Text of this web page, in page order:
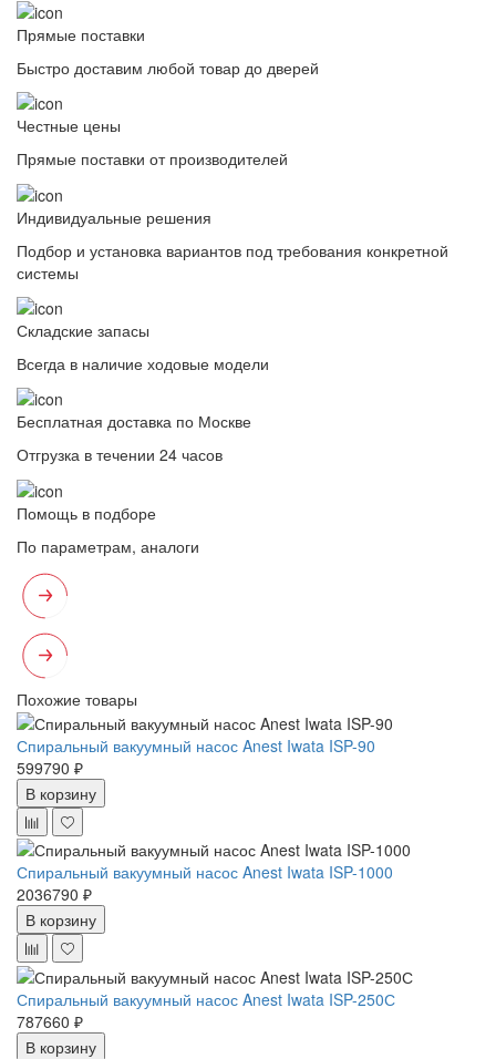
Прямые поставки
Быстро доставим любой товар до дверей
Честные цены
Прямые поставки от производителей
Индивидуальные решения
Подбор и установка вариантов под требования конкретной
системы
Складские запасы
Всегда в наличие ходовые модели
Бесплатная доставка по Москве
Отгрузка в течении 24 часов
Помощь в подборе
По параметрам, аналоги
Похожие товары
Спиральный вакуумный насос Anest Iwata ISP-90
599790 ₽
В корзину
Спиральный вакуумный насос Anest Iwata ISP-1000
2036790 ₽
В корзину
Спиральный вакуумный насос Anest Iwata ISP-250С
787660 ₽
В корзину